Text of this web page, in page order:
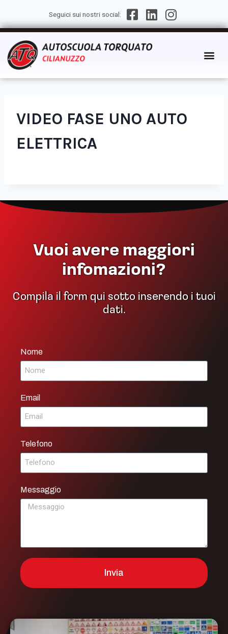
Seguici sui nostri social:
VIDEO FASE UNO AUTO
ELETTRICA
Vuoi avere maggiori
infomazioni?
Compila il form qui sotto inserendo i tuoi
dati.
Nome
Email
Telefono
Messaggio
Invia